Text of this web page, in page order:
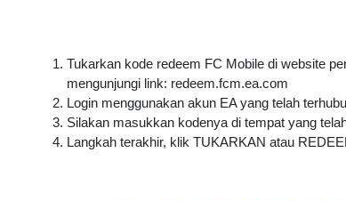
Tukarkan kode redeem FC Mobile di website
mengunjungi link: redeem.fcm.ea.com
Login menggunakan akun EA yang telah
Silakan masukkan kodenya di tempat yang
Langkah terakhir, klik TUKARKAN atau